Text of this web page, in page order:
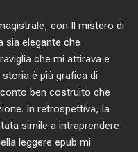
con Il mistero di
sia elegante che
che mi attirava e
è più grafica di
ben costruito che
In retrospettiva, la
simile a intraprendere
leggere epub mi